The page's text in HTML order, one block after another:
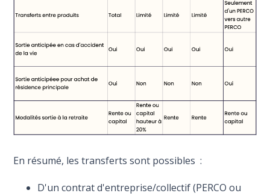
En résumé, les transferts sont possibles :
D'un contrat d'entreprise/collectif (PERCO ou